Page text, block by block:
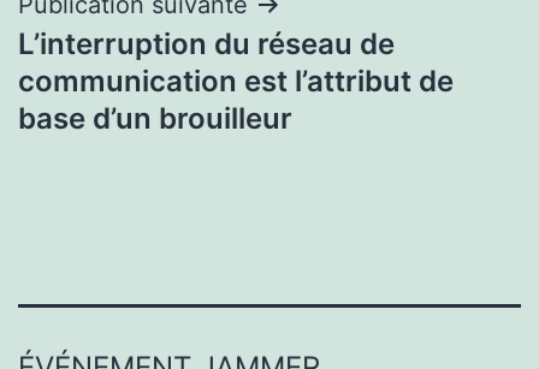
L’interruption du réseau de
communication est l’attribut de
base d’un brouilleur